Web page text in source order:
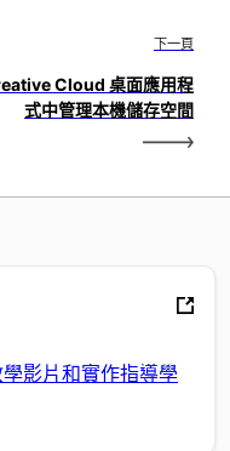
下一頁
Cloud 桌面應用程
式中管理本機儲存空間
影片和實作指導學